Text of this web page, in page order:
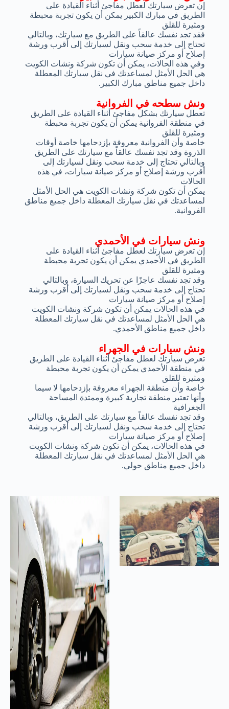
ونش سطحه في الفروانية
تعطل سيارتك بشكل مفاجئ أثناء القيادة على الطريق
في منطقة الفروانية يمكن أن يكون تجربة محبطة
ومثيرة للقلق
خاصة وأن الفروانية معروفة بإزدحامها خاصة أوقات
الذروة وقد تجد نفسك عالقاً مع سيارتك على الطريق
وبالتالي تحتاج إلى خدمة سحب ونقل لسيارتك إلى
أقرب ورشة إصلاح أو مركز صيانة سيارات، في هذه
الحالات
يمكن أن تكون شركة ونشات الكويت هي الحل الأمثل
لمساعدتك في نقل سيارتك المعطلة داخل جميع مناطق
الفروانية.
إن تعرض سيارتك لعطل مفاجئ أثناء القيادة على
الطريق في مبارك الكبير يمكن أن يكون تجربة محبطة
ومثيرة للقلق
فقد تجد نفسك عالقاً على الطريق مع سيارتك، وبالتالي
تحتاج إلى خدمة سحب ونقل لسيارتك إلى أقرب ورشة
إصلاح أو مركز صيانة سيارات
وفي هذه الحالات، يمكن أن تكون شركة ونشات الكويت
هي الحل الأمثل لمساعدتك في نقل سيارتك المعطلة
داخل جميع مناطق مبارك الكبير.
ونش سيارات في الجهراء
تعرض سيارتك لعطل مفاجئ أثناء القيادة على الطريق
في منطقة الأحمدي يمكن أن يكون تجربة محبطة
ومثيرة للقلق
خاصة وأن منطقة الجهراء معروفة بإزدحامها لا سيما
وأنها تعتبر منطقة تجارية كبيرة وممتدة المساحة
الجغرافية
وقد تجد نفسك عالقاً مع سيارتك على الطريق، وبالتالي
تحتاج إلى خدمة سحب ونقل لسيارتك إلى أقرب ورشة
إصلاح أو مركز صيانة سيارات
في هذه الحالات، يمكن أن تكون شركة ونشات الكويت
هي الحل الأمثل لمساعدتك في نقل سيارتك المعطلة
داخل جميع مناطق حولي.
ونش سيارات في الأحمدي
إن تعرض سيارتك لعطل مفاجئ أثناء القيادة على
الطريق في الأحمدي يمكن أن يكون تجربة محبطة
ومثيرة للقلق
وقد تجد نفسك عاجزًا عن تحريك السيارة، وبالتالي
تحتاج إلى خدمة سحب ونقل لسيارتك إلى أقرب ورشة
إصلاح أو مركز صيانة سيارات
في هذه الحالات يمكن أن تكون شركة ونشات الكويت
هي الحل الأمثل لمساعدتك في نقل سيارتك المعطلة
داخل جميع مناطق الأحمدي.